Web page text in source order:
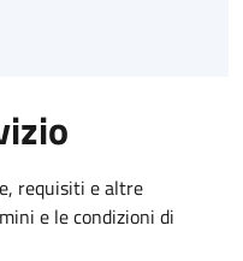
requisiti e altre
e le condizioni di